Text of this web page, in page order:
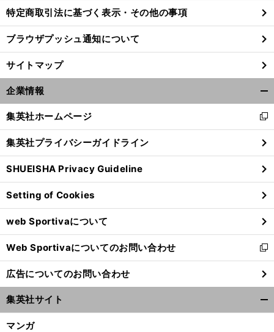
・
？
特定商取引法に基づく表示・その他の事項
ブラウザプッシュ通知について
サイトマップ
企業情報
閉
る
集英社ホームページ
新
し
い
ウ
ィ
ン
ド
ウ
で
開
く
集英社プライバシーガイドライン
SHUEISHA Privacy Guideline
Setting of Cookies
web Sportivaについて
Web Sportivaについてのお問い合わせ
新
し
い
ウ
ィ
ン
広告についてのお問い合わせ
集英社サイト
マンガ